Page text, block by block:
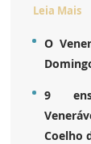
Leia Mais
O
9
Coelho